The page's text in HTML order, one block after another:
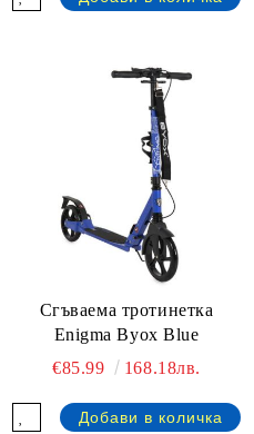
Сгъваема тротинетка
Enigma Byox Blue
€85.99
168.18лв.